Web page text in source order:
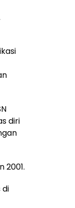
diri
2001.
di